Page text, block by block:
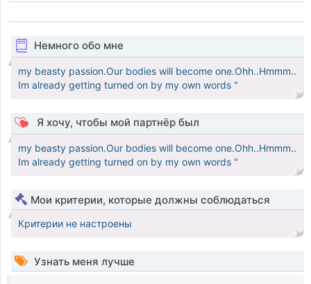
Немного обо мне
my beasty passion.Our bodies will become one.Ohh..Hmmm..
Im already getting turned on by my own words "
Я хочу, чтобы мой партнёр был
my beasty passion.Our bodies will become one.Ohh..Hmmm..
Im already getting turned on by my own words "
Мои критерии, которые должны соблюдаться
Критерии не настроены
Узнать меня лучше